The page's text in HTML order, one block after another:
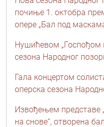
почиње 1. октобра
опере „Бал под
Нушићевом „Госпођом
сезона Народног
Гала концертом
оперска сезона
Извођењем представе
на снове“, отворена